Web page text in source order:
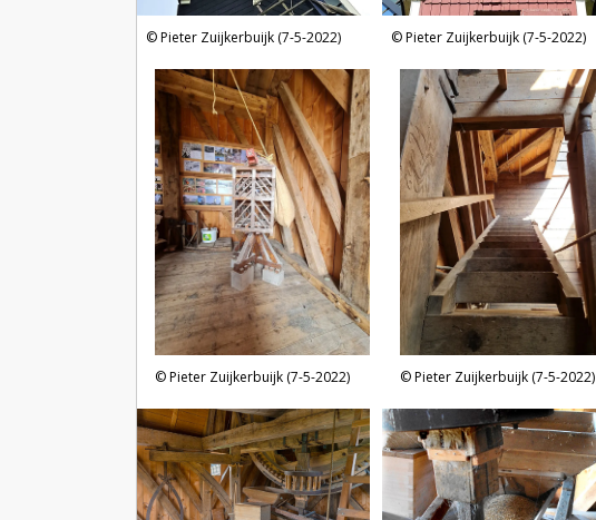
Pieter Zuijkerbuijk (7-5-2022) Pieter Zuijkerbuijk (7-5-2022)
Pieter Zuijkerbuijk (7-5-2022) Pieter Zuijkerbuijk (7-5-2022)